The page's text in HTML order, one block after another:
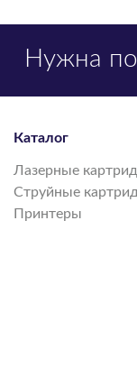
Нужна
Каталог
Лазерные
Струйные
Принтеры